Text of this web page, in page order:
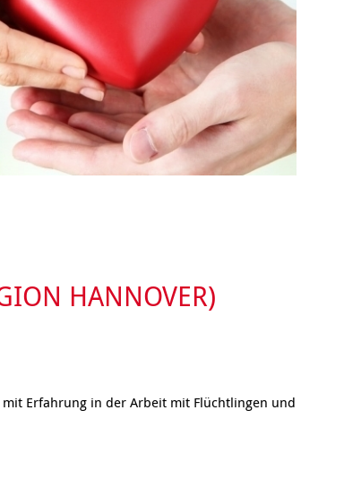
Formulare
Café
Familie
Jugendliche
Ältere Menschen
Betätigung für
Menschen mit
psychischen
Beeinträchtigungen
HANNOVER)
Erfahrung in der Arbeit mit Flüchtlingen und